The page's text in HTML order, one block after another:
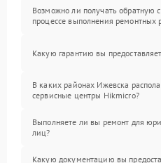
Возможно ли получать обратную
процессе выполнения ремонтных
Какую гарантию вы
В каких районах Ижевска
сервисные центры Hikmicro?
Выполняете ли вы ремонт для
лиц?
Какую документацию вы